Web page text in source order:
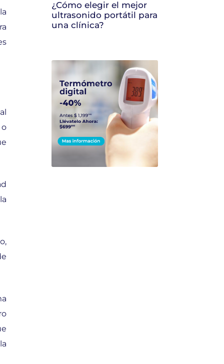
¿Cómo elegir el mejor
ultrasonido portátil para
una clínica?